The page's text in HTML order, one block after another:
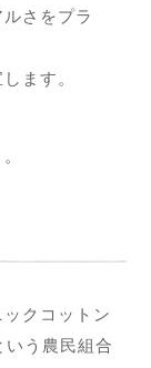
さをプラ
ます。
クコットン
いう農民組合